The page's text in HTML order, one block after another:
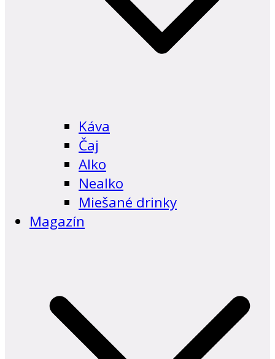
Káva
Čaj
Alko
Nealko
Miešané drinky
Magazín